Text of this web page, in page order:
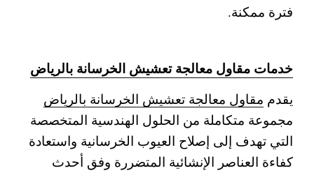
فترة ممكنة.
خدمات مقاول معالجة تعشيش الخرسانة بالرياض
يقدم مقاول معالجة تعشيش الخرسانة بالرياض
مجموعة متكاملة من الحلول الهندسية المتخصصة
التي تهدف إلى إصلاح العيوب الخرسانية واستعادة
كفاءة العناصر الإنشائية المتضررة وفق أحدث